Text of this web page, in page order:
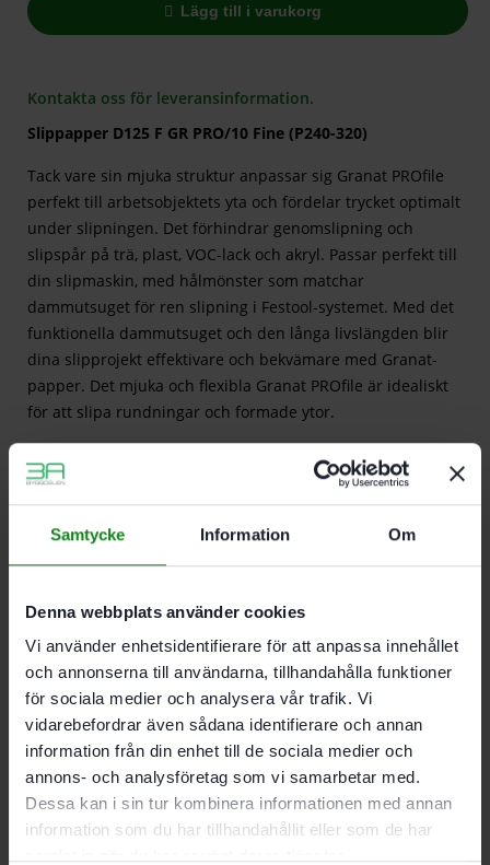
Samtycke Information Om
Denna webbplats använder cookies
Vi använder enhetsidentifierare för att anpassa innehållet
och annonserna till användarna, tillhandahålla funktioner
för sociala medier och analysera vår trafik. Vi
vidarebefordrar även sådana identifierare och annan
information från din enhet till de sociala medier och
annons- och analysföretag som vi samarbetar med.
Dessa kan i sin tur kombinera informationen med annan
information som du har tillhandahållit eller som de har
Lägg till i varukorg
Kontakta oss för leveransinformation.
Slippapper D125 F GR PRO/10 Fine (P240-320)
Tack vare sin mjuka struktur anpassar sig Granat PROfile
perfekt till arbetsobjektets yta och fördelar trycket optimalt
under slipningen. Det förhindrar genomslipning och
slipspår på trä, plast, VOC-lack och akryl. Passar perfekt till
din slipmaskin, med hålmönster som matchar
dammutsuget för ren slipning i Festool-systemet. Med det
funktionella dammutsuget och den långa livslängden blir
dina slipprojekt effektivare och bekvämare med Granat-
papper. Det mjuka och flexibla Granat PROfile är idealiskt
för att slipa rundningar och formade ytor.
Passar till.
RO 125, ES 125, ETS 125, ETSC 125, ETSC 2 125, ES-ETS
125, ES-ETSC 125, ETS EC 125, LEX 125
Det finns inga recensioner än.
Bli först med att recensera ”Festool Slippapper D125 F